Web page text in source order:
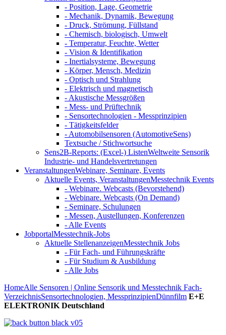
- Position, Lage, Geometrie
- Mechanik, Dynamik, Bewegung
- Druck, Strömung, Füllstand
- Chemisch, biologisch, Umwelt
- Temperatur, Feuchte, Wetter
- Vision & Identifikation
- Inertialsysteme, Bewegung
- Körper, Mensch, Medizin
- Optisch und Strahlung
- Elektrisch und magnetisch
- Akustische Messgrößen
- Mess- und Prüftechnik
- Sensortechnologien - Messprinzipien
- Tätigkeitsfelder
- Automobilsensoren (AutomotiveSens)
Textsuche / Stichwortsuche
Sens2B-Reports: (Excel-) ListenWeltweite Sensorik
Industrie- und Handelsvertretungen
VeranstaltungenWebinare, Seminare, Events
Aktuelle Events, VeranstaltungenMesstechnik Events
- Webinare. Webcasts (Bevorstehend)
- Webinare. Webcasts (On Demand)
- Seminare, Schulungen
- Messen, Austellungen, Konferenzen
- Alle Events
JobportalMesstechnik-Jobs
Aktuelle StellenanzeigenMesstechnik Jobs
- Für Fach- und Führungskräfte
- Für Studium & Ausbildung
- Alle Jobs
HomeAlle Sensoren | Online Sensorik und Messtechnik Fach-
VerzeichnisSensortechnologien, MessprinzipienDünnfilm E+E
ELEKTRONIK Deutschland